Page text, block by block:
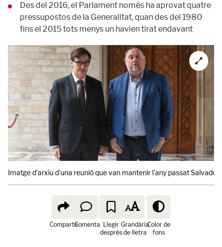
Des del 2016, el Parlament només ha aprovat quatre
pressupostos de la Generalitat, quan des del 1980
fins el 2015 tots menys un havien tirat endavant
Imatge d'arxiu d'una reunió que van mantenir l'any passat
ComparteComenta Llegir
després
Grandària
de lletra
Color de
fons